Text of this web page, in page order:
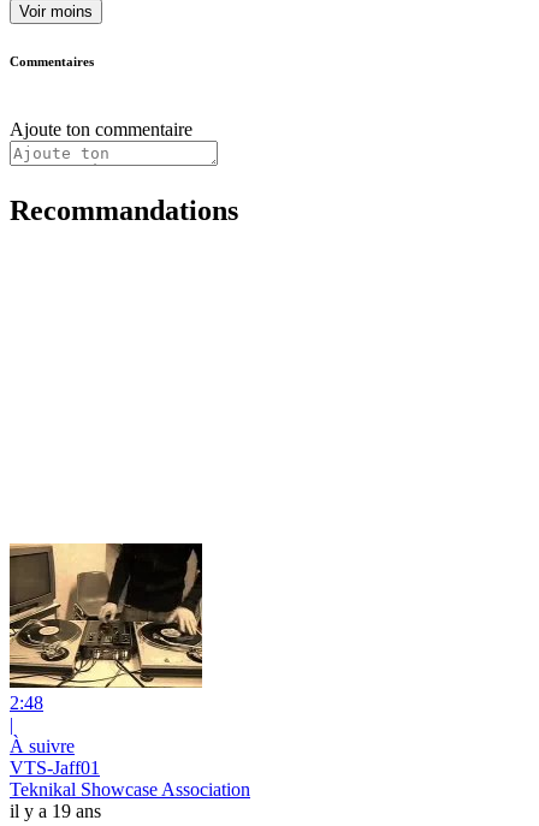
Voir moins
Commentaires
Ajoute ton commentaire
Recommandations
2:48
|
À suivre
VTS-Jaff01
Teknikal Showcase Association
il y a 19 ans